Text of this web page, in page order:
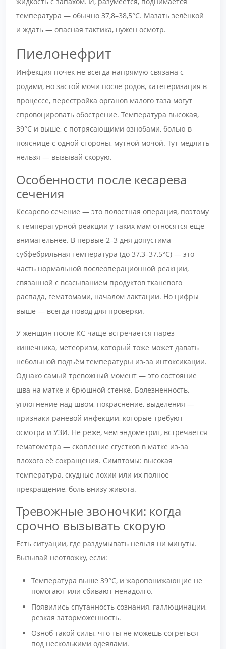
температура — обычно 37,8–38,5°С. Мазать зелёнкой
и ждать — опасная тактика, нужен осмотр.
Пиелонефрит
Инфекция почек не всегда напрямую связана с
родами, но застой мочи после родов, катетеризация в
процессе, перестройка органов малого таза могут
спровоцировать обострение. Температура высокая,
39°С и выше, с потрясающими ознобами, болью в
пояснице с одной стороны, мутной мочой. Тут медлить
нельзя — вызывай скорую.
Особенности после кесарева
сечения
Кесарево сечение — это полостная операция, поэтому
к температурной реакции у таких мам относятся ещё
внимательнее. В первые 2–3 дня допустима
субфебрильная температура (до 37,3–37,5°С) — это
часть нормальной послеоперационной реакции,
связанной с всасыванием продуктов тканевого
распада, гематомами, началом лактации. Но цифры
выше — всегда повод для проверки.
У женщин после КС чаще встречается парез
кишечника, метеоризм, который тоже может давать
небольшой подъём температуры из-за интоксикации.
Однако самый тревожный момент — это состояние
шва на матке и брюшной стенке. Болезненность,
уплотнение над швом, покраснение, выделения —
признаки раневой инфекции, которые требуют
осмотра и УЗИ. Не реже, чем эндометрит, встречается
гематометра — скопление сгустков в матке из-за
плохого её сокращения. Симптомы: высокая
температура, скудные лохии или их полное
прекращение, боль внизу живота.
Тревожные звоночки: когда
срочно вызывать скорую
Есть ситуации, где раздумывать нельзя ни минуты.
Вызывай неотложку, если:
Температура выше 39°С, и жаропонижающие не
помогают или сбивают ненадолго.
Появились спутанность сознания, галлюцинации,
резкая заторможенность.
Озноб такой силы, что ты не можешь согреться
под несколькими одеялами.